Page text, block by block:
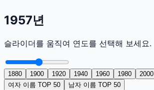
1957년
슬라이더를 움직여 연도를 선택해 보세요.
1880 1900 1920 1940 1960 1980 2000
여자 이름 TOP 50
남자 이름 TOP 50